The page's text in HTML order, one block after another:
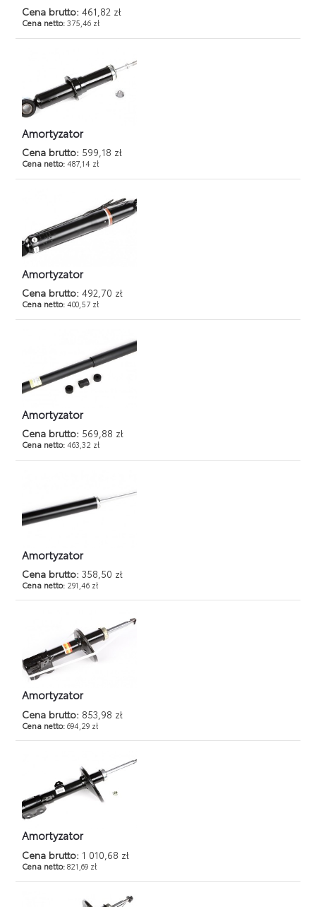
Cena brutto: 461,82 zł
Cena netto:375,46 zł
Amortyzator
Cena brutto: 599,18 zł
Cena netto:487,14 zł
Amortyzator
Cena brutto: 492,70 zł
Cena netto:400,57 zł
Amortyzator
Cena brutto: 569,88 zł
Cena netto:463,32 zł
Amortyzator
Cena brutto: 358,50 zł
Cena netto: 291,46 zł
Amortyzator
Cena brutto: 853,98 zł
Cena netto:694,29 zł
Amortyzator
Cena brutto: 1 010,68 zł
Cena netto:821,69 zł